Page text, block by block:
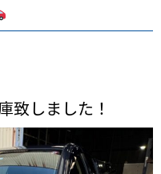
しました！